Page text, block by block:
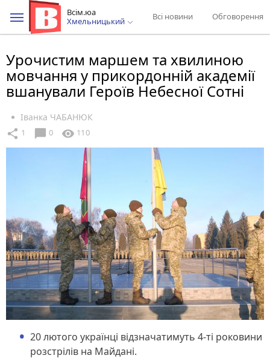
Всім.юа
Хмельницький
Всі новини Обговорення
Урочистим маршем та хвилиною
мовчання у прикордонній академії
вшанували Героїв Небесної Сотні
Іванка ЧАБАНЮК
share 1 chat_bubble 0 visibility 110
20 лютого українці відзначатимуть 4-ті роковини
розстрілів на Майдані.